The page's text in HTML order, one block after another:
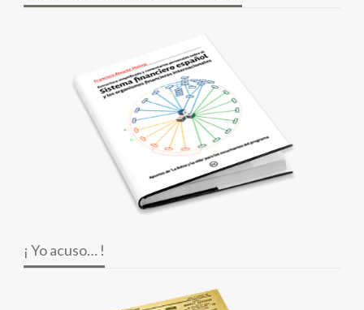
¡ Yo acuso… !